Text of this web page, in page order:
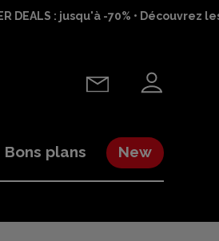
DEALS : jusqu'à -70% • Découvrez
New
Bons plans